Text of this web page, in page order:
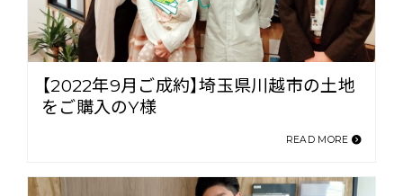
【2022年9月ご成約】埼玉県川越市の土地
をご購入のY様
READ MORE